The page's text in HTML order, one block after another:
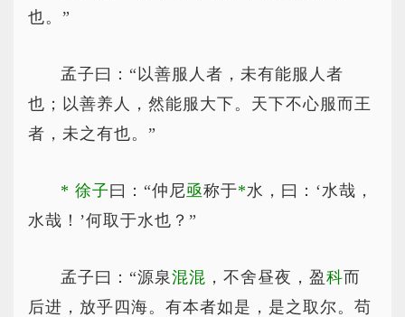
也。”
孟子曰：“以善服人者，未有能服人者
也；以善养人，然能服大下。天下不心服而王
者，未之有也。”
* 徐子 曰：“仲尼亟称于*水 ，曰：‘水哉，
水哉！’何取于水也？”
孟子曰：“源泉混混 ，不舍昼夜，盈 科而
后进，放乎四海。有本者如是，是之取尔。苟